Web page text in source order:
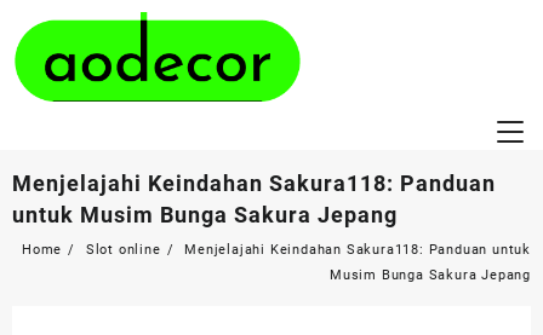
content
Menjelajahi Keindahan Sakura118: Panduan
untuk Musim Bunga Sakura Jepang
Home Slot online
Menjelajahi Keindahan Sakura118: Panduan untuk
Musim Bunga Sakura Jepang